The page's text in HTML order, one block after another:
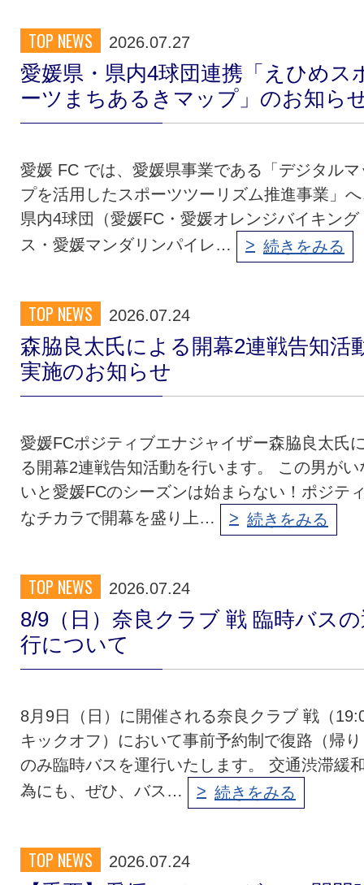
TOP NEWS 2026.07.27
愛媛県・県内4球団連携「えひめス
ーツまちあるきマップ」のお知ら
愛媛 FC では、愛媛県事業である「デジタルマ
プを活用したスポーツツーリズム推進事業」
県内4球団（愛媛FC・愛媛オレンジバイキング
ス・愛媛マンダリンパイレ…
続きをみる
TOP NEWS 2026.07.24
森脇良太氏による開幕2連戦告知活
実施のお知らせ
愛媛FCポジティブエナジャイザー森脇良太氏
る開幕2連戦告知活動を行います。 この男がい
いと愛媛FCのシーズンは始まらない！ポジテ
なチカラで開幕を盛り上…
続きをみる
TOP NEWS 2026.07.24
8/9（日）奈良クラブ 戦 臨時バス
行について
8月9日（日）に開催される奈良クラブ 戦（
キックオフ）において事前予約制で復路（帰
のみ臨時バスを運行いたします。 交通渋滞緩
為にも、ぜひ、バス…
続きをみる
TOP NEWS 2026.07.24